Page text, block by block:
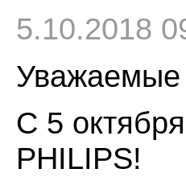
5.10.2018
Уважаемые
С 5
PHILIPS!